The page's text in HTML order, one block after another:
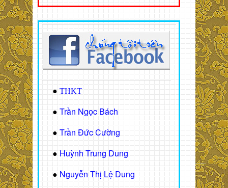
● THKT
● Trần Ngọc Bách
● Trần Đức Cường
● Huỳnh Trung Dung
● Nguyễn Thị Lệ Dung